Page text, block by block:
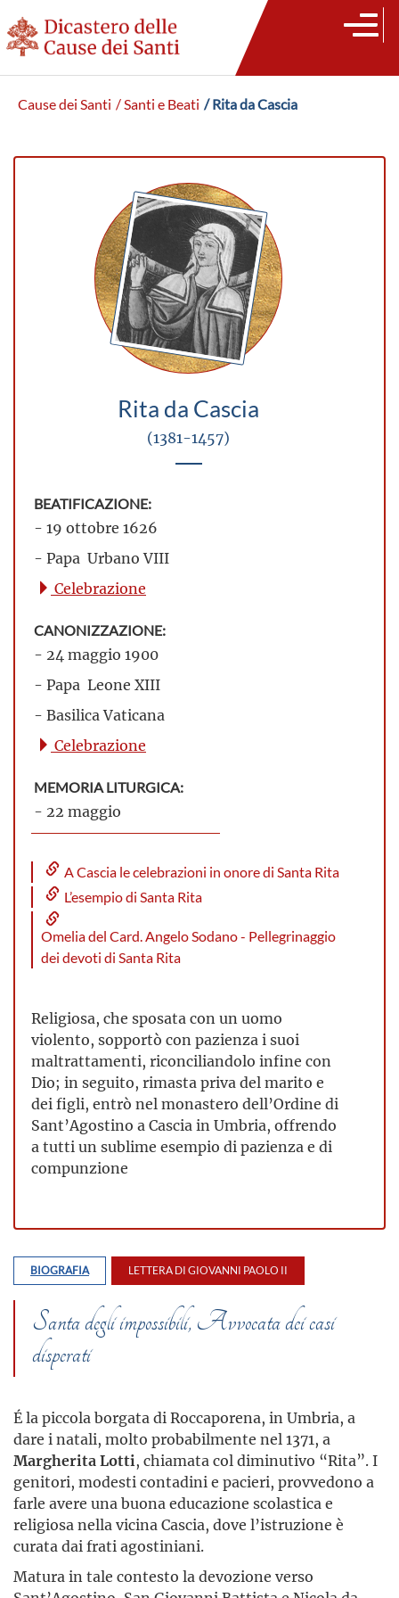
Cause dei Santi / Santi e Beati / Rita da Cascia
Rita da Cascia
(1381-1457)
BEATIFICAZIONE:
- 19 ottobre 1626
- Papa Urbano VIII
Celebrazione
CANONIZZAZIONE:
- 24 maggio 1900
- Papa Leone XIII
- Basilica Vaticana
Celebrazione
MEMORIA LITURGICA:
- 22 maggio
A Cascia le celebrazioni in onore di Santa Rita
L’esempio di Santa Rita
Omelia del Card. Angelo Sodano - Pellegrinaggio
dei devoti di Santa Rita
Religiosa, che sposata con un uomo
violento, sopportò con pazienza i suoi
maltrattamenti, riconciliandolo infine con
Dio; in seguito, rimasta priva del marito e
dei figli, entrò nel monastero dell’Ordine di
Sant’Agostino a Cascia in Umbria, offrendo
a tutti un sublime esempio di pazienza e di
compunzione
BIOGRAFIA LETTERA DI GIOVANNI PAOLO II
Santa degli impossibili, Avvocata dei casi
disperati
É la piccola borgata di Roccaporena, in Umbria, a
dare i natali, molto probabilmente nel 1371, a
Margherita Lotti, chiamata col diminutivo “Rita”. I
genitori, modesti contadini e pacieri, provvedono a
farle avere una buona educazione scolastica e
religiosa nella vicina Cascia, dove l’istruzione è
curata dai frati agostiniani.
Matura in tale contesto la devozione verso